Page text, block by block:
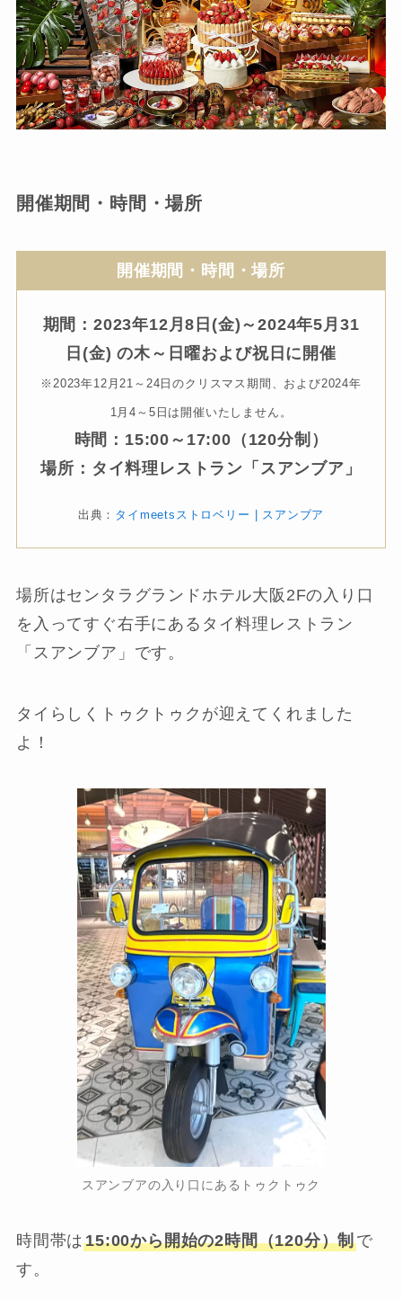
開催期間・時間・場所
開催期間・時間・場所
期間：2023年12月8日(金)～2024年5月31
日(金) の木～日曜および祝日に開催
※2023年12月21～24日のクリスマス期間、および2024年
1月4～5日は開催いたしません。
時間：15:00～17:00（120分制）
場所：タイ料理レストラン「スアンブア」
出典： タイmeetsストロベリー | スアンブア
場所はセンタラグランドホテル大阪2Fの入り口
を入ってすぐ右手にあるタイ料理レストラン
「スアンブア」です。
タイらしくトゥクトゥクが迎えてくれました
よ！
スアンブアの入り口にあるトゥクトゥク
時間帯は15:00から開始の2時間（120分）制で
す。